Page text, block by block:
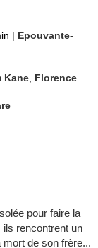
| Epouvante-
Kane Florence
pour faire la
ils rencontrent un
de son frère...